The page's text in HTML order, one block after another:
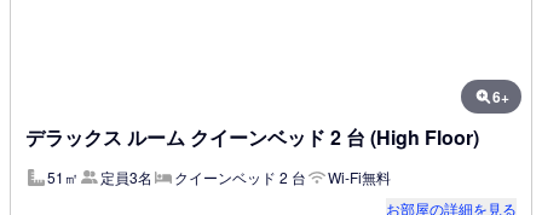
6+
デラックス ルーム クイーンベッド 2 台 (High Floor)
51㎡ 定員3名 クイーンベッド 2 台
Wi-Fi無料
お部屋の詳細を見る